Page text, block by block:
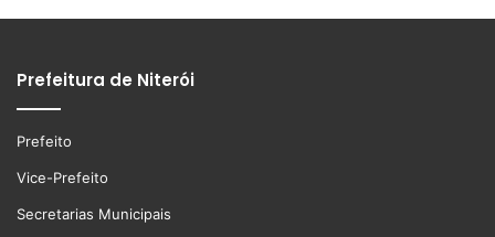
Prefeitura de Niterói
Prefeito
Vice-Prefeito
Secretarias Municipais